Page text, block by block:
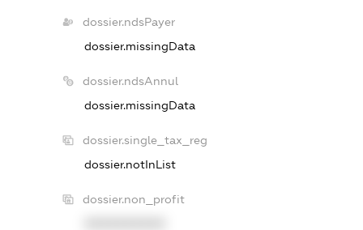
dossier.ndsPayer
dossier.missingData
dossier.ndsAnnul
dossier.missingData
dossier.single_tax_reg
dossier.notInList
dossier.non_profit